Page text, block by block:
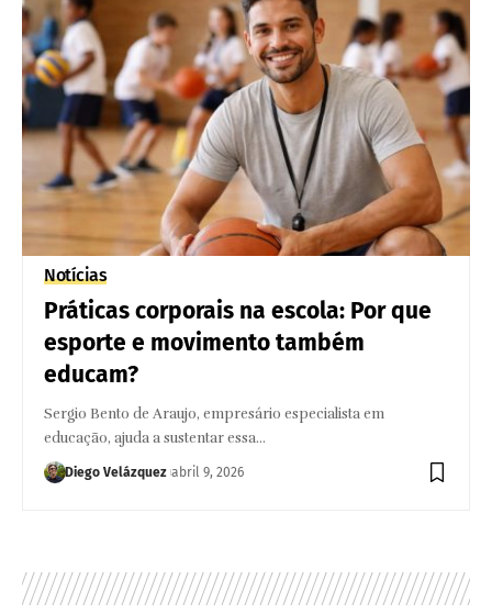
Notícias
Práticas corporais na escola: Por que
esporte e movimento também
educam?
Sergio Bento de Araujo, empresário especialista em
educação, ajuda a sustentar essa…
Diego Velázquez abril 9, 2026